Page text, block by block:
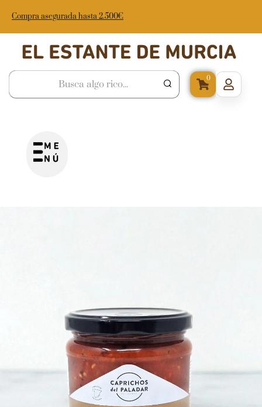
Compra asegurada hasta 2.500€
0